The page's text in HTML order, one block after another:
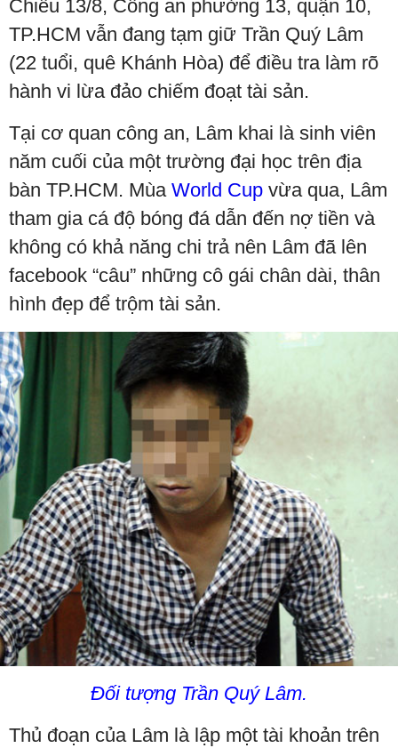
Chiều 13/8, Công an phường 13, quận 10,
TP.HCM vẫn đang tạm giữ Trần Quý Lâm
(22 tuổi, quê Khánh Hòa) để điều tra làm rõ
hành vi lừa đảo chiếm đoạt tài sản.
Tại cơ quan công an, Lâm khai là sinh viên
năm cuối của một trường đại học trên địa
bàn TP.HCM. Mùa World Cup vừa qua, Lâm
tham gia cá độ bóng đá dẫn đến nợ tiền và
không có khả năng chi trả nên Lâm đã lên
facebook “câu” những cô gái chân dài, thân
hình đẹp để trộm tài sản.
Đối tượng Trần Quý Lâm.
Thủ đoạn của Lâm là lập một tài khoản trên